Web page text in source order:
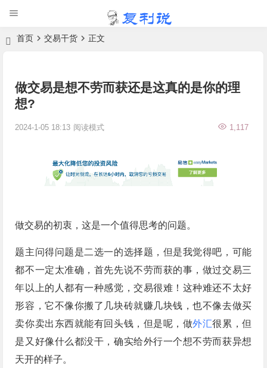
首页 交易干货 正文
做交易是想不劳而获还是这真的是你的理
想?
2024-1-05 18:13 1,117
阅读模式
做交易的初衷，这是一个值得思考的问题。
题主问得问题是二选一的选择题，但是我觉得吧，可能
都不一定太准确，首先先说不劳而获的事，做过交易三
年以上的人都有一种感觉，交易很难！这种难还不太好
形容，它不像你搬了几块砖就赚几块钱，也不像去做买
卖你卖出东西就能有回头钱，但是呢，做外汇很累，但
是又好像什么都没干，确实给外行一个想不劳而获异想
天开的样子。